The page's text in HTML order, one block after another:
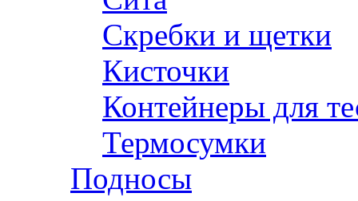
Скребки и щетки
Кисточки
Контейнеры для
Термосумки
Подносы